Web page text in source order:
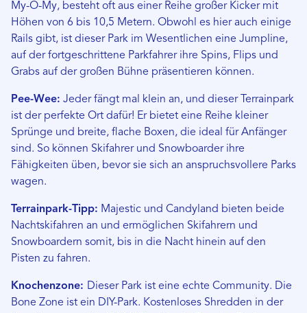
My-O-My, besteht oft aus einer Reihe großer Kicker mit
Höhen von 6 bis 10,5 Metern. Obwohl es hier auch einige
Rails gibt, ist dieser Park im Wesentlichen eine Jumpline,
auf der fortgeschrittene Parkfahrer ihre Spins, Flips und
Grabs auf der großen Bühne präsentieren können.
Pee-Wee: Jeder fängt mal klein an, und dieser Terrainpark
ist der perfekte Ort dafür! Er bietet eine Reihe kleiner
Sprünge und breite, flache Boxen, die ideal für Anfänger
sind. So können Skifahrer und Snowboarder ihre
Fähigkeiten üben, bevor sie sich an anspruchsvollere Parks
wagen.
Terrainpark-Tipp: Majestic und Candyland bieten beide
Nachtskifahren an und ermöglichen Skifahrern und
Snowboardern somit, bis in die Nacht hinein auf den
Pisten zu fahren.
Knochenzone: Dieser Park ist eine echte Community. Die
Bone Zone ist ein DIY-Park. Kostenloses Shredden in der